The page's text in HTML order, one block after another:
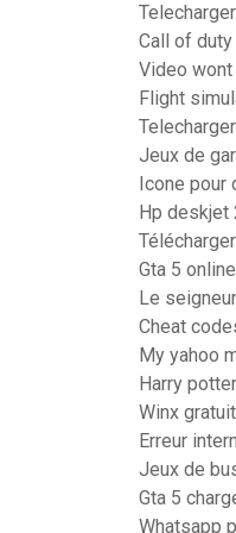
Call of
Video
Flight
Jeux de
Icone pour
Hp deskjet
Gta 5
Le
Cheat
My yahoo
Harry
Winx
Erreur
Jeux de
Gta 5
Whatsapp